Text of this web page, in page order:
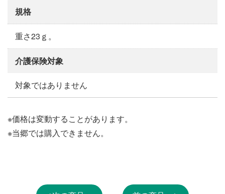
規格
重さ23ｇ。
介護保険対象
対象ではありません
※価格は変動することがあります。
※当郷では購入できません。